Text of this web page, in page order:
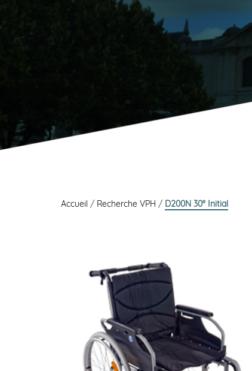
Accueil / Recherche VPH / D200N 30° Initial